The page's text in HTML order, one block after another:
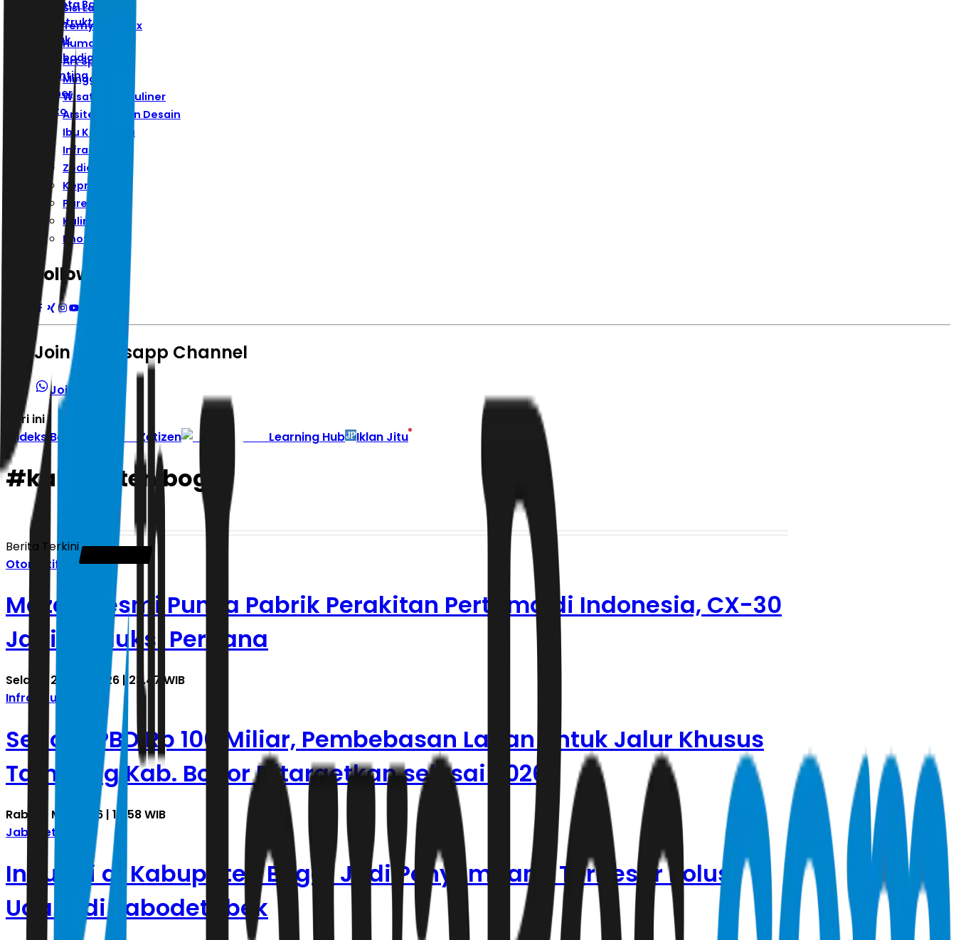
Ibu Kota Baru
Infrastruktur
Zodiak
Kepribadian
Parenting
Kuliner
Photo
Sisi Lain
Ternyata Hoax
Humaniora
Art Space
Minggu
Wisata Dan Kuliner
Arsitektur Dan Desain
Ibu Kota Baru
Infrastruktur
Zodiak
Kepribadian
Parenting
Kuliner
Photo
Follow Us
Join Whatsapp Channel
Join Channel
Hari ini
Indeks Berita Zetizen Learning Hub Iklan Jitu
#kabupaten bogor
Berita Terkini
Otomotif
Mazda Resmi Punya Pabrik Perakitan Pertama di Indonesia, CX-30
Jadi Produksi Perdana
Selasa, 28 Juli 2026 | 23.47 WIB
Infrastruktur
Sedot APBD Rp 100 Miliar, Pembebasan Lahan untuk Jalur Khusus
Tambang Kab. Bogor Ditargetkan selesai 2026
Rabu, 6 Mei 2026 | 14.58 WIB
Jabodetabek
Industri di Kabupaten Bogor Jadi Penyumbang Terbesar Polusi
Udara di Jabodetabek